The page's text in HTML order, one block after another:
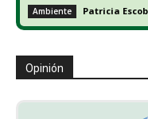
Ambiente Patricia
Opinión